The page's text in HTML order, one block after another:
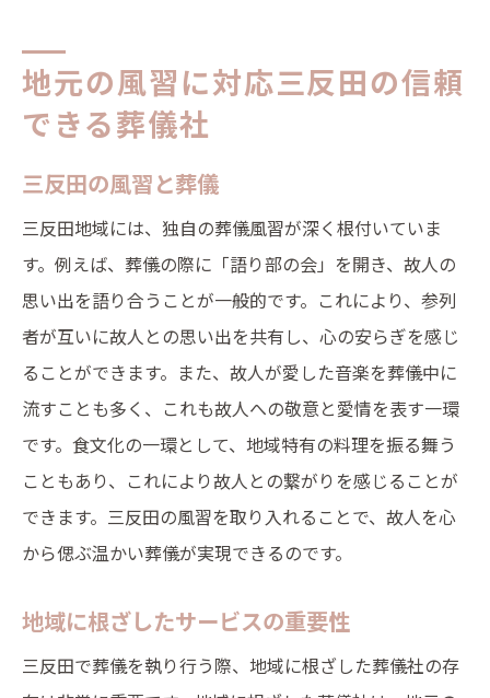
地元の風習に対応三反田の信頼
できる葬儀社
三反田の風習と葬儀
三反田地域には、独自の葬儀風習が深く根付いていま
す。例えば、葬儀の際に「語り部の会」を開き、故人の
思い出を語り合うことが一般的です。これにより、参列
者が互いに故人との思い出を共有し、心の安らぎを感じ
ることができます。また、故人が愛した音楽を葬儀中に
流すことも多く、これも故人への敬意と愛情を表す一環
です。食文化の一環として、地域特有の料理を振る舞う
こともあり、これにより故人との繋がりを感じることが
できます。三反田の風習を取り入れることで、故人を心
から偲ぶ温かい葬儀が実現できるのです。
地域に根ざしたサービスの重要性
三反田で葬儀を執り行う際、地域に根ざした葬儀社の存